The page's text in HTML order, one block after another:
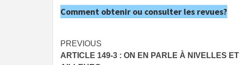
Comment obtenir ou consulter les revues?
Post
PREVIOUS
ARTICLE 149-3 : ON EN PARLE À NIVELLES ET